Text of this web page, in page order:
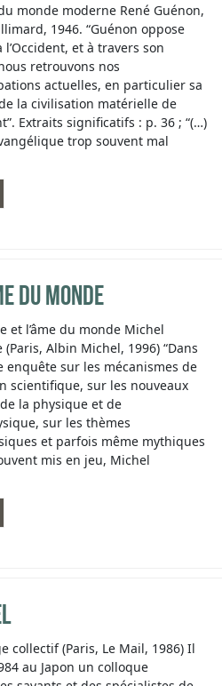
monde moderne René Guénon,
1946. “Guénon oppose
l’Occident, et à travers son
retrouvons nos
actuelles, en particulier sa
la civilisation matérielle de
Extraits significatifs : p. 36 ; “(…)
trop souvent mal
du monde
et l’âme du monde Michel
(Paris, Albin Michel, 1996) “Dans
enquête sur les mécanismes de
scientifique, sur les nouveaux
la physique et de
sur les thèmes
et parfois même mythiques
mis en jeu, Michel
collectif (Paris, Le Mail, 1986) Il
au Japon un colloque